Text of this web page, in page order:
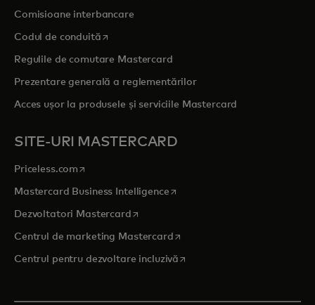
Comisioane interbancare
Codul de conduităopens in a new tab
Regulile de comutare Mastercard
Prezentare generală a reglementărilor
Acces ușor la produsele și serviciile Mastercard
SITE-URI MASTERCARD
Priceless.com opens in a new tab
Mastercard Business Intelligenceopens in a new tab
Dezvoltatori Mastercardopens in a new tab
Centrul de marketing Mastercardopens in a new tab
Centrul pentru dezvoltare incluzivă opens in a new tab